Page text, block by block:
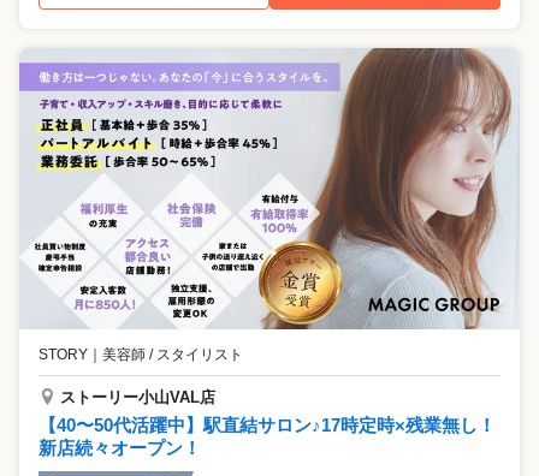
STORY 美容師 / スタイリスト
ストーリー小山VAL店
【40〜50代活躍中】駅直結サロン♪17時定時×残業無し！
新店続々オープン！